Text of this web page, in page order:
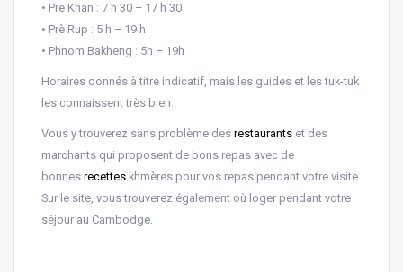
• Pre Khan : 7 h 30 – 17 h 30
• Prè Rup : 5 h – 19 h
• Phnom Bakheng : 5h – 19h
Horaires donnés à titre indicatif, mais les guides et les tuk-tuk
les connaissent très bien.
Vous y trouverez sans problème des restaurants et des
marchants qui proposent de bons repas avec de
bonnes recettes khmères pour vos repas pendant votre visite.
Sur le site, vous trouverez également où loger pendant votre
séjour au Cambodge.